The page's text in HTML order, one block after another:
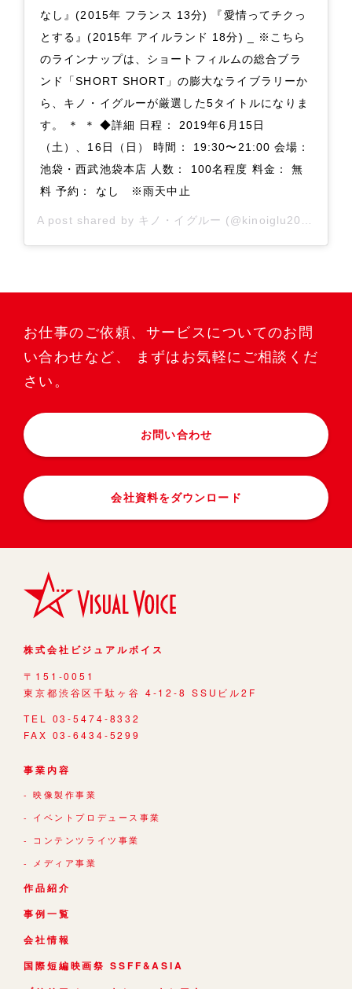
なし』(2015年 フランス 13分) 『愛情ってチクっ
とする』(2015年 アイルランド 18分) _ ※こちら
のラインナップは、ショートフィルムの総合ブラ
ンド「SHORT SHORT」の膨大なライブラリーか
ら、キノ・イグルーが厳選した5タイトルになりま
す。 ＊ ＊ ◆詳細 日程： 2019年6月15日
（土）、16日（日） 時間： 19:30〜21:00 会場：
池袋・西武池袋本店 人数： 100名程度 料金： 無
料 予約： なし ※雨天中止
A post shared by キノ・イグルー (@kinoiglu2003) on
お仕事のご依頼、サービスについてのお問
い合わせなど、
まずはお気軽にご相談くだ
さい。
お問い合わせ
会社資料をダウンロード
株式会社ビジュアルボイス
〒151-0051
東京都渋谷区千駄ヶ谷 4-12-8 SSUビル2F
TEL 03-5474-8332
FAX 03-6434-5299
事業内容
映像製作事業
イベントプロデュース事業
コンテンツライツ事業
メディア事業
作品紹介
事例一覧
会社情報
国際短編映画祭 SSFF&ASIA